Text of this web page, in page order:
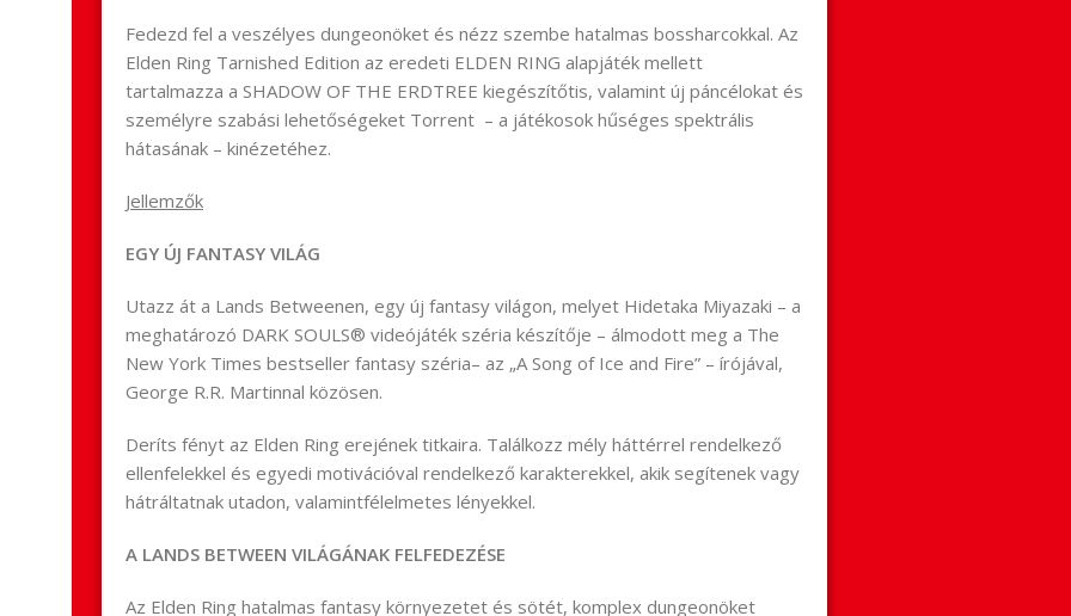
Fedezd fel a veszélyes dungeonöket és nézz szembe hatalmas bossharcokkal. Az
Elden Ring Tarnished Edition az eredeti ELDEN RING alapjáték mellett
tartalmazza a SHADOW OF THE ERDTREE kiegészítőtis, valamint új páncélokat és
személyre szabási lehetőségeket Torrent – a játékosok hűséges spektrális
hátasának – kinézetéhez.
Jellemzők
EGY ÚJ FANTASY VILÁG
Utazz át a Lands Betweenen, egy új fantasy világon, melyet Hidetaka Miyazaki – a
meghatározó DARK SOULS® videójáték széria készítője – álmodott meg a The
New York Times bestseller fantasy széria– az „A Song of Ice and Fire” – írójával,
George R.R. Martinnal közösen.
Deríts fényt az Elden Ring erejének titkaira. Találkozz mély háttérrel rendelkező
ellenfelekkel és egyedi motivációval rendelkező karakterekkel, akik segítenek vagy
hátráltatnak utadon, valamintfélelmetes lényekkel.
A LANDS BETWEEN VILÁGÁNAK FELFEDEZÉSE
Az Elden Ring hatalmas fantasy környezetet és sötét, komplex dungeonöket